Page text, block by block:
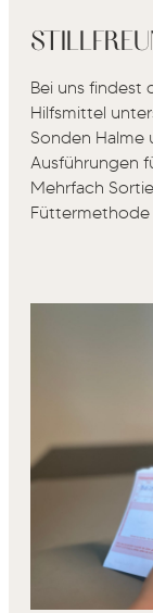
Bei uns findest
Hilfsmittel
Sonden Halme
Ausführungen
Mehrfach
Füttermethode